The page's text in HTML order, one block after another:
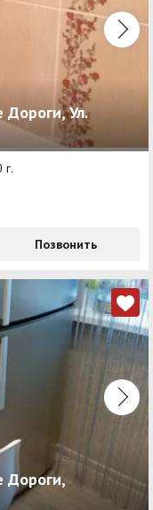
Дороги, Ул.
г.
Позвонить
Дороги,